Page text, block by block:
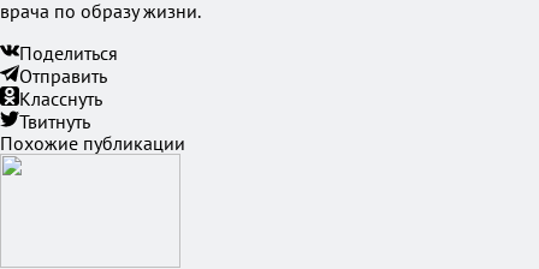
врача по образу жизни.
Поделиться
Отправить
Класснуть
Твитнуть
Похожие публикации